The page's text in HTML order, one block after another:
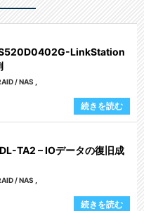
LinkStation
/ NAS
続きを読む
TA2 – IOデータの復旧成
/ NAS
続きを読む